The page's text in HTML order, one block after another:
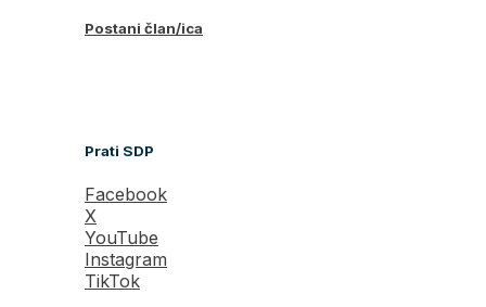
Postani član/ica
Prati SDP
Facebook
X
YouTube
Instagram
TikTok